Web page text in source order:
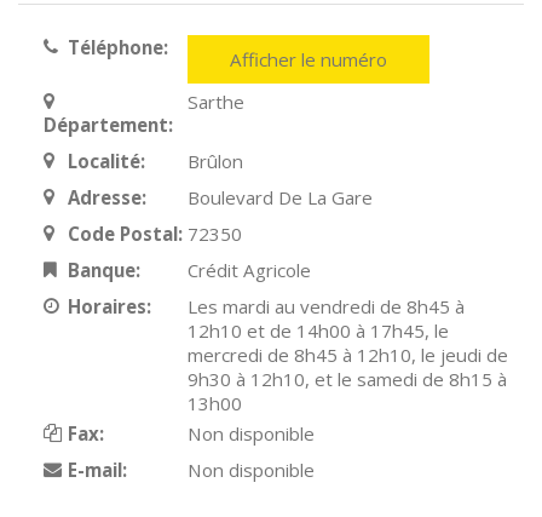
Téléphone: Afficher le numéro
Département:
Sarthe
Localité:
Brûlon
Adresse:
Boulevard De La Gare
Code Postal: 72350
Banque:
Crédit Agricole
Horaires:
Les mardi au vendredi de 8h45 à
12h10 et de 14h00 à 17h45, le
mercredi de 8h45 à 12h10, le jeudi de
9h30 à 12h10, et le samedi de 8h15 à
13h00
Fax:
Non disponible
E-mail:
Non disponible